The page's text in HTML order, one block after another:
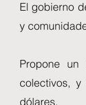
El gobierno
y
Propone
colectivos,
dólares.